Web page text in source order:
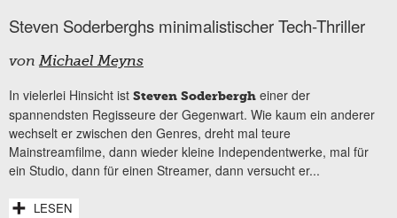
Steven Soderberghs minimalistischer Tech-Thriller
vonMichael Meyns
In vielerlei Hinsicht ist Steven Soderbergh einer der
spannendsten Regisseure der Gegenwart. Wie kaum ein anderer
wechselt er zwischen den Genres, dreht mal teure
Mainstreamfilme, dann wieder kleine Independentwerke, mal für
ein Studio, dann für einen Streamer, dann versucht er...
LESEN